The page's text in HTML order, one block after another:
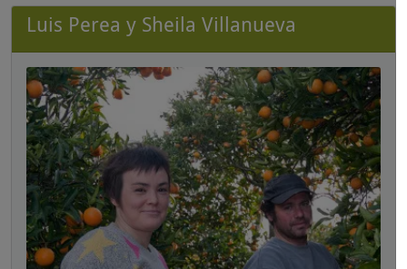
Luis Perea y Sheila Villanueva